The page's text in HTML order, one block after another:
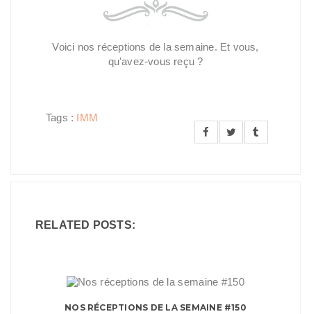
Voici nos réceptions de la semaine. Et vous,
qu'avez-vous reçu ?
Tags : IMM
RELATED POSTS:
NOS RÉCEPTIONS DE LA SEMAINE #150